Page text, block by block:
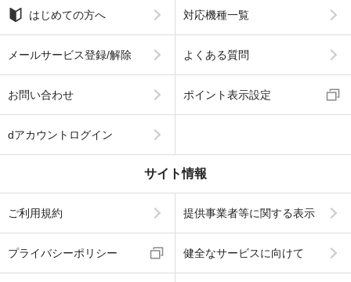
はじめての方へ 対応機種一覧
メールサービス登録/解除 よくある質問
お問い合わせ ポイント表示設定
dアカウントログイン
サイト情報
ご利用規約 提供事業者等に関する表示
プライバシーポリシー 健全なサービスに向けて